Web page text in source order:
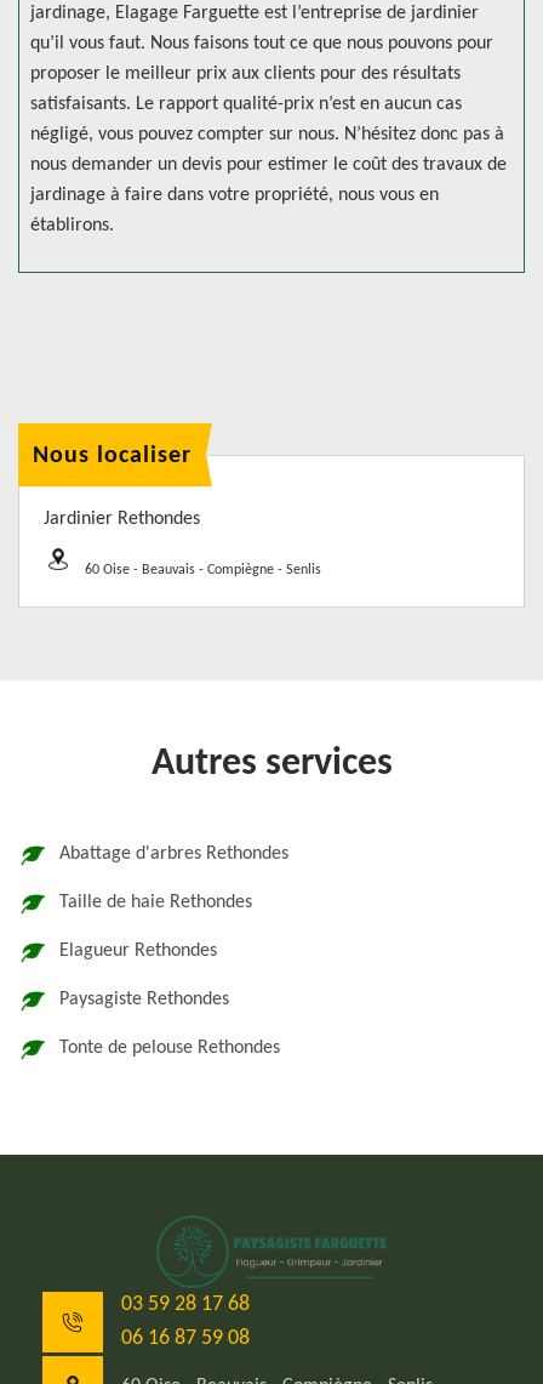
jardinage, Elagage Farguette est l’entreprise de jardinier
qu’il vous faut. Nous faisons tout ce que nous pouvons pour
proposer le meilleur prix aux clients pour des résultats
satisfaisants. Le rapport qualité-prix n’est en aucun cas
négligé, vous pouvez compter sur nous. N’hésitez donc pas à
nous demander un devis pour estimer le coût des travaux de
jardinage à faire dans votre propriété, nous vous en
établirons.
Nous localiser
Jardinier Rethondes
60 Oise - Beauvais - Compiègne - Senlis
Autres services
Abattage d'arbres Rethondes
Taille de haie Rethondes
Elagueur Rethondes
Paysagiste Rethondes
Tonte de pelouse Rethondes
03 59 28 17 68
06 16 87 59 08